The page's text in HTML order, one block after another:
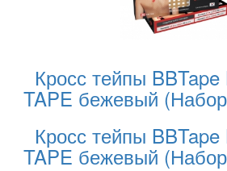
Кросс тейпы
TAPE бежевый
Кросс тейпы
TAPE бежевый